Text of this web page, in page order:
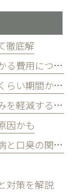
徹底解
■歯医者の「歯石取り」とは？かかる費用について
歯医者の虫歯治療はだいたいどのくらい期間かかる？
■歯周病治療は痛い？体験談と痛みを軽減する方法
因かも
■歯周病が口臭の原因かも？歯周病と口臭の関係について
対策を解説